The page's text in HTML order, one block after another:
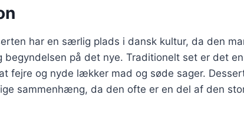
har en særlig plads i dansk kultur, da den
begyndelsen på det nye. Traditionelt set er det
fejre og nyde lækker mad og søde sager.
sammenhæng, da den ofte er en del af den